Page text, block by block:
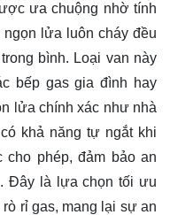
ưa chuộng nhờ tính
ngọn lửa luôn cháy đều
bình. Loại van này
bếp gas gia đình hay
lửa chính xác như nhà
khả năng tự ngắt khi
phép, đảm bảo an
Đây là lựa chọn tối ưu
rỉ gas, mang lại sự an